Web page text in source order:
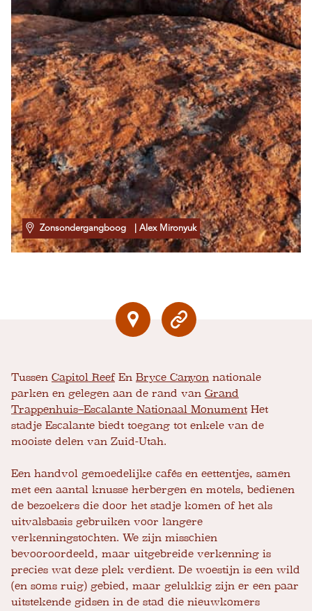
Zonsondergangboog | Alex Mironyuk
Tussen Capitol ReefEn Bryce Canyon nationale
parken en gelegen aan de rand van Grand
Trappenhuis–Escalante Nationaal Monument Het
stadje Escalante biedt toegang tot enkele van de
mooiste delen van Zuid-Utah.
Een handvol gemoedelijke cafés en eettentjes, samen
met een aantal knusse herbergen en motels, bedienen
de bezoekers die door het stadje komen of het als
uitvalsbasis gebruiken voor langere
verkenningstochten. We zijn misschien
bevooroordeeld, maar uitgebreide verkenning is
precies wat deze plek verdient. De woestijn is een wild
(en soms ruig) gebied, maar gelukkig zijn er een paar
uitstekende gidsen in de stad die nieuwkomers